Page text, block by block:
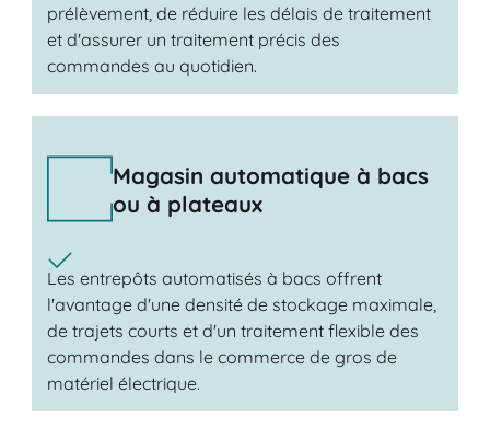
prélèvement, de réduire les délais de traitement
et d'assurer un traitement précis des
commandes au quotidien.
Magasin automatique à bacs
ou à plateaux
Les entrepôts automatisés à bacs offrent
l'avantage d'une densité de stockage maximale,
de trajets courts et d'un traitement flexible des
commandes dans le commerce de gros de
matériel électrique.